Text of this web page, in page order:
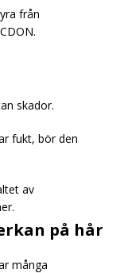
från
skador.
fukt, bör den
av
på hår
många